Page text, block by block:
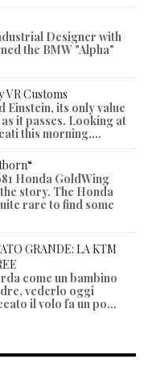
Designer with
the BMW "Alpha"
VR Customs
Einstein, its only value
it passes. Looking at
this morning,...
Honda GoldWing
story. The Honda
rare to find some
GRANDE: LA KTM
come un bambino
vederlo oggi
il volo fa un po...